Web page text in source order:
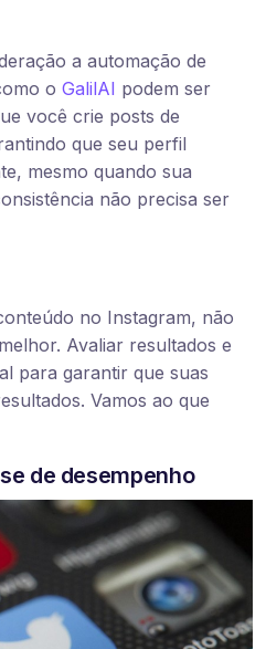
a automação de
o GalilAI podem ser
você crie posts de
que seu perfil
mesmo quando sua
não precisa ser
no Instagram, não
Avaliar resultados e
para garantir que suas
Vamos ao que
de desempenho